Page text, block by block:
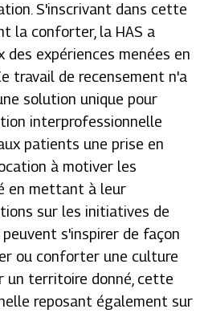
S'inscrivant dans cette
la conforter, la HAS a
expériences menées en
travail de recensement n'a
solution unique pour
interprofessionnelle
patients une prise en
à motiver les
en mettant à leur
sur les initiatives de
s'inspirer de façon
ou conforter une culture
un territoire donné, cette
reposant également sur